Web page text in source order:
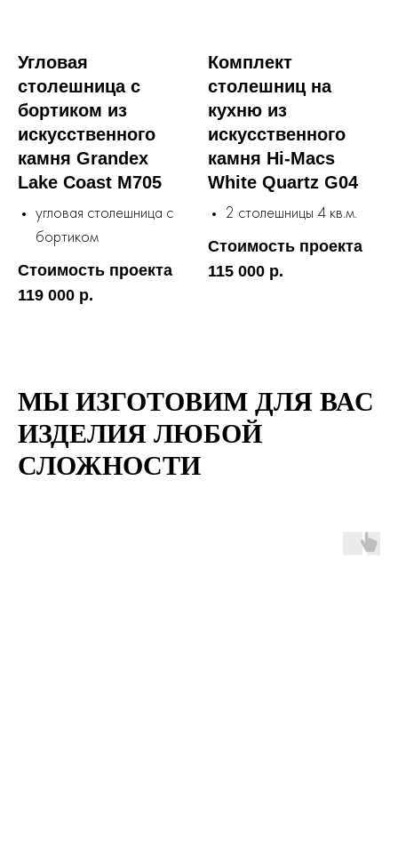
Угловая
столешница с
бортиком из
искусственного
камня Grandex
Lake Coast M705
угловая столешница с
бортиком
Стоимость проекта
119 000 р.
Комплект
столешниц на
кухню из
искусственного
камня Hi-Macs
White Quartz G04
2 столешницы 4 кв.м.
Стоимость проекта
115 000 р.
МЫ ИЗГОТОВИМ ДЛЯ ВАС
ИЗДЕЛИЯ ЛЮБОЙ
СЛОЖНОСТИ